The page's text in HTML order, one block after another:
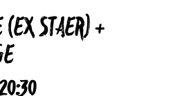
(EX STAER) +